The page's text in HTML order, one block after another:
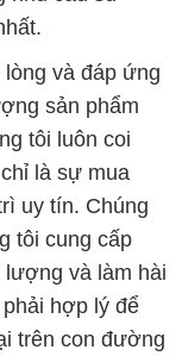
là sự mua
uy tín. Chúng
tôi cung cấp
và làm hài
hợp lý để
trên con đường
có thể đáp ứng
vụ cho tất
khác nhau tại